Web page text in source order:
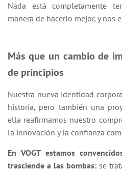
Nada está completamente
manera de hacerlo mejor, y nos
Más que un cambio de
de principios
Nuestra nueva identidad
historia, pero también una
ella reafirmamos nuestro
la innovación y la confianza
En VOGT estamos
trasciende a las bombas: se